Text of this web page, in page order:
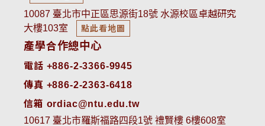
10087 臺北市中正區思源街18號 水源校區卓越研究
大樓103室
點此看地圖
產學合作總中心
電話 +886-2-3366-9945
傳真 +886-2-2363-6418
信箱 ordiac@ntu.edu.tw
10617 臺北市羅斯福路四段1號 禮賢樓 6樓608室